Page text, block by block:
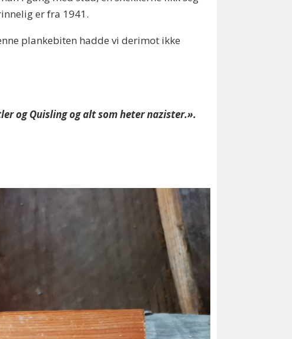
er fra 1941.
plankebiten hadde vi derimot ikke
og Quisling og alt som heter nazister.».